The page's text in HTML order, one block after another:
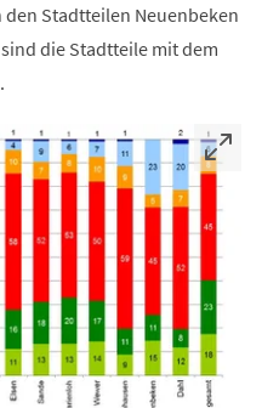
Stadtteilen Neuenbeken
die Stadtteile mit dem